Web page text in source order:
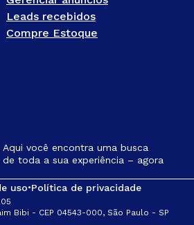
Leads recebidos
Compre Estoque
você encontra uma busca
toda a sua experiência – agora
uso•Política de privacidade
Bibi - CEP 04543-000, São Paulo - SP